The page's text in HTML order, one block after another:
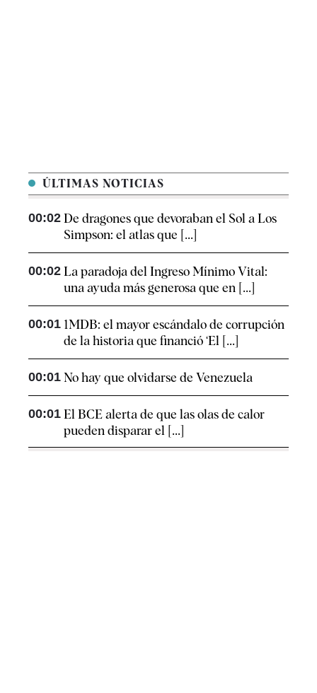
ÚLTIMAS NOTICIAS
00:02 De dragones que devoraban el Sol a Los
Simpson: el atlas que [...]
00:02 La paradoja del Ingreso Mínimo Vital:
una ayuda más generosa que en [...]
00:01 1MDB: el mayor escándalo de corrupción
de la historia que financió ‘El [...]
00:01 No hay que olvidarse de Venezuela
00:01 El BCE alerta de que las olas de calor
pueden disparar el [...]